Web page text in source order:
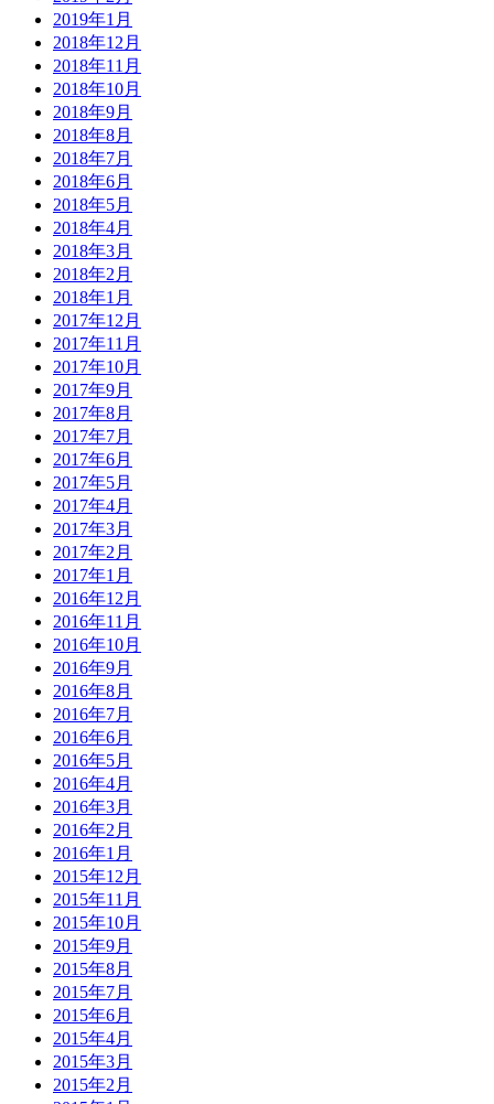
2019年1月
2018年12月
2018年11月
2018年10月
2018年9月
2018年8月
2018年7月
2018年6月
2018年5月
2018年4月
2018年3月
2018年2月
2018年1月
2017年12月
2017年11月
2017年10月
2017年9月
2017年8月
2017年7月
2017年6月
2017年5月
2017年4月
2017年3月
2017年2月
2017年1月
2016年12月
2016年11月
2016年10月
2016年9月
2016年8月
2016年7月
2016年6月
2016年5月
2016年4月
2016年3月
2016年2月
2016年1月
2015年12月
2015年11月
2015年10月
2015年9月
2015年8月
2015年7月
2015年6月
2015年4月
2015年3月
2015年2月